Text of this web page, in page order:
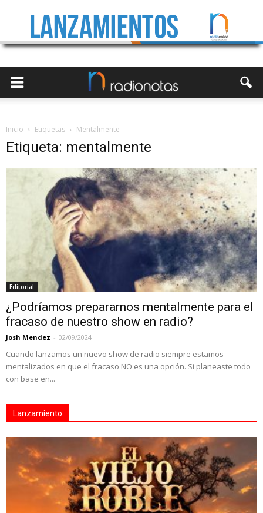
Inicio Etiquetas Mentalmente
Etiqueta: mentalmente
Editorial
¿Podríamos prepararnos mentalmente para el
fracaso de nuestro show en radio?
Josh Mendez - 02/09/2024
Cuando lanzamos un nuevo show de radio siempre estamos
mentalizados en que el fracaso NO es una opción. Si planeaste todo
con base en...
Lanzamiento